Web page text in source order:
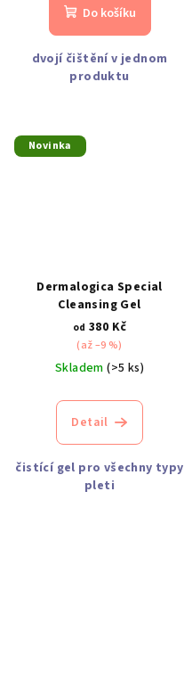
Do košíku
dvojí čištění v jednom
produktu
Novinka
Dermalogica Special
Cleansing Gel
od 380 Kč
(až –9 %)
Skladem(>5 ks)
Detail
čistící gel pro všechny typy
pleti